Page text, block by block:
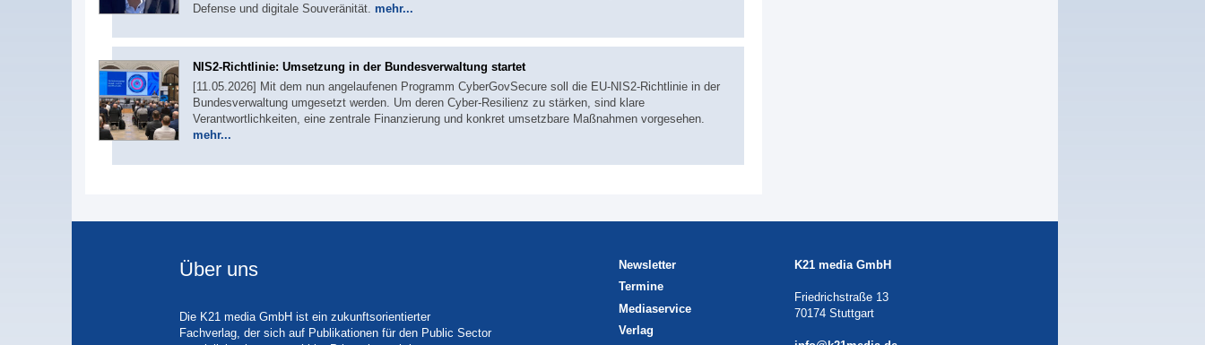
Defense und digitale Souveränität. mehr...
NIS2-Richtlinie: Umsetzung in der Bundesverwaltung startet
[11.05.2026] Mit dem nun angelaufenen Programm CyberGovSecure soll die EU‑NIS2‑Richtlinie in der
Bundesverwaltung umgesetzt werden. Um deren Cyber-Resilienz zu stärken, sind klare
Verantwortlichkeiten, eine zentrale Finanzierung und konkret umsetzbare Maßnahmen vorgesehen.
mehr...
Über uns
Die K21 media GmbH ist ein zukunftsorientierter
Fachverlag, der sich auf Publikationen für den Public Sector
Newsletter
Termine
Mediaservice
Verlag
K21 media GmbH
Friedrichstraße 13
70174 Stuttgart